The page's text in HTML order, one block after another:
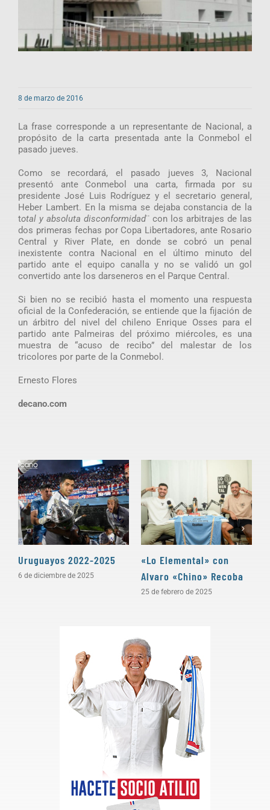
8 de marzo de 2016
La frase corresponde a un representante de Nacional, a
propósito de la carta presentada ante la Conmebol el
pasado jueves.
Como se recordará, el pasado jueves 3, Nacional
presentó ante Conmebol una carta, firmada por su
presidente José Luis Rodríguez y el secretario general,
Heber Lambert. En la misma se dejaba constancia de la
total y absoluta disconformidad¨ con los arbitrajes de las
dos primeras fechas por Copa Libertadores, ante Rosario
Central y River Plate, en donde se cobró un penal
inexistente contra Nacional en el último minuto del
partido ante el equipo canalla y no se validó un gol
convertido ante los darseneros en el Parque Central.
Si bien no se recibió hasta el momento una respuesta
oficial de la Confederación, se entiende que la fijación de
un árbitro del nivel del chileno Enrique Osses para el
partido ante Palmeiras del próximo miércoles, es una
muestra de “acuso de recibo” del malestar de los
tricolores por parte de la Conmebol.
Ernesto Flores
decano.com
Uruguayos 2022-2025
6 de diciembre de 2025
«Lo Elemental» con
Alvaro «Chino» Recoba
25 de febrero de 2025